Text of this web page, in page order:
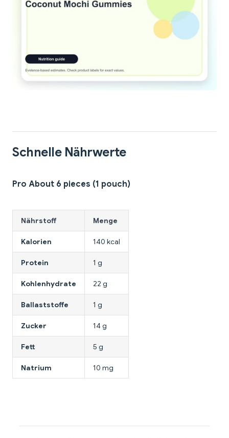
Schnelle Nährwerte
Pro About 6 pieces (1 pouch)
Nährstoff Menge
Kalorien 140 kcal
Protein 1 g
Kohlenhydrate 22 g
Ballaststoffe 1 g
Zucker 14 g
Fett 5 g
Natrium 10 mg